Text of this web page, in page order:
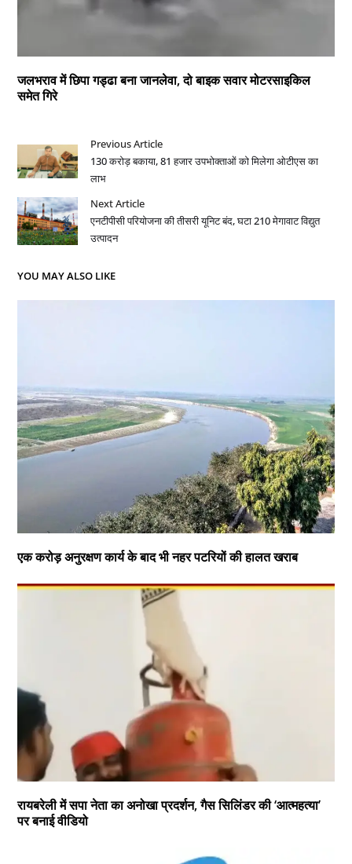
जलभराव में छिपा गड्ढा बना जानलेवा, दो बाइक सवार मोटरसाइकिल
समेत गिरे
Previous Article
130 करोड़ बकाया, 81 हजार उपभोक्ताओं को मिलेगा ओटीएस का
लाभ
Next Article
एनटीपीसी परियोजना की तीसरी यूनिट बंद, घटा 210 मेगावाट विद्युत
उत्पादन
YOU MAY ALSO LIKE
एक करोड़ अनुरक्षण कार्य के बाद भी नहर पटरियों की हालत खराब
रायबरेली में सपा नेता का अनोखा प्रदर्शन, गैस सिलिंडर की ‘आत्महत्या’
पर बनाई वीडियो